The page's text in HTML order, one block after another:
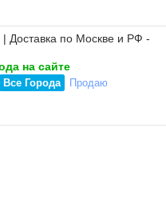
по Москве и РФ -
на сайте
Все Города Продаю